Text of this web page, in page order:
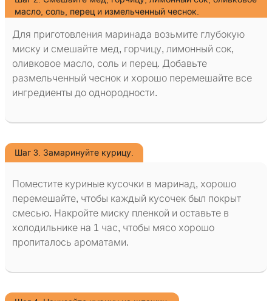
масло, соль, перец и измельченный чеснок.
Для приготовления маринада возьмите глубокую
миску и смешайте мед, горчицу, лимонный сок,
оливковое масло, соль и перец. Добавьте
размельченный чеснок и хорошо перемешайте все
ингредиенты до однородности.
Шаг 3. Замаринуйте курицу.
Поместите куриные кусочки в маринад, хорошо
перемешайте, чтобы каждый кусочек был покрыт
смесью. Накройте миску пленкой и оставьте в
холодильнике на 1 час, чтобы мясо хорошо
пропиталось ароматами.